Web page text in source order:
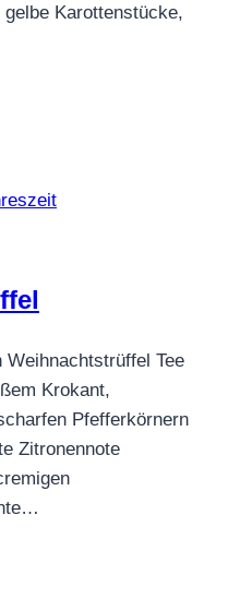
Karottenstücke,
Tee
Krokant,
Pfefferkörnern
Zitronennote